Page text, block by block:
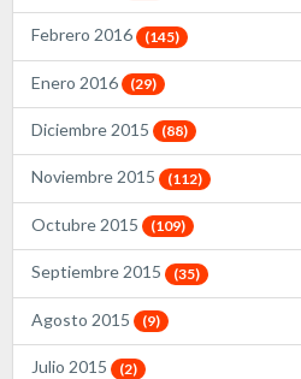
Febrero 2016 (145)
Enero 2016 (29)
Diciembre 2015 (88)
Noviembre 2015 (112)
Octubre 2015 (109)
Septiembre 2015 (35)
Agosto 2015 (9)
Julio 2015 (2)